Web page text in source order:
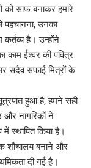
साफ बनाकर हमारे
पहचानना, उनका
है। उन्होंने
काम ईश्वर की पवित्र
सदैव सफाई मित्रों के
हुआ है, हमने सही
और नागरिकों ने
स्थापित किया है।
शौचालय बनाने और
दी गई है।